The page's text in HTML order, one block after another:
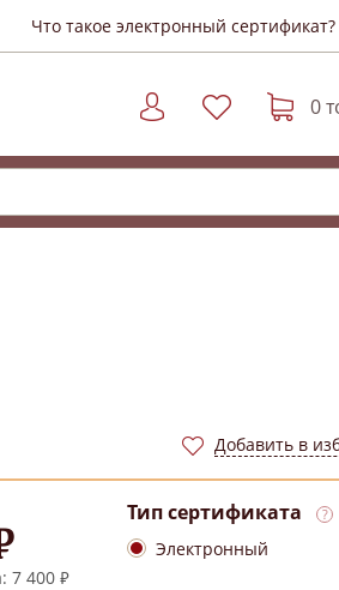
Что такое электронный сертификат?
0
Добавить в
7 400 ₽
Тип сертификата
Электронный